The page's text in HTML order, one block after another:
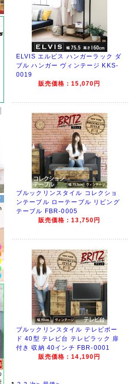
ELVIS エルビス ハンガーラック ダ
ブル ハンガー ヴィンテージ KKS-
0019
販売価格：15,070円
ブルックリンスタイル コレクショ
ンテーブル ローテーブル リビング
テーブル FBR-0005
販売価格：13,750円
ブルックリンスタイル テレビボー
ド 40型 テレビ台 テレビラック 扉
付き 収納 40インチ FBR-0001
販売価格：14,190円